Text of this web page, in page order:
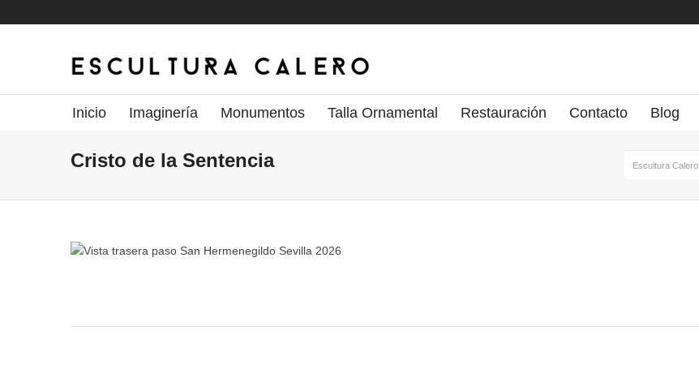
Inicio Imaginería Monumentos Talla Ornamental Restauración Contacto Blog
Cristo de la Sentencia Escultura Calero